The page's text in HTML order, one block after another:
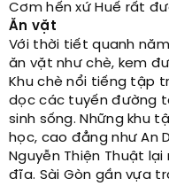
Cơm hến xứ Huế rất
Ăn vặt
Với thời tiết quanh
ăn vặt như chè, kem
Khu chè nổi tiếng tập
dọc các tuyến đường
sinh sống. Những khu
học, cao đẳng như An
Nguyễn Thiện Thuật
đĩa. Sài Gòn gần vựa